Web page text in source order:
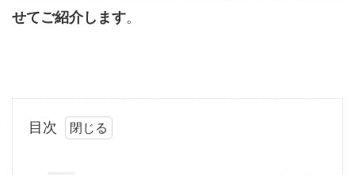
せてご紹介します。
目次